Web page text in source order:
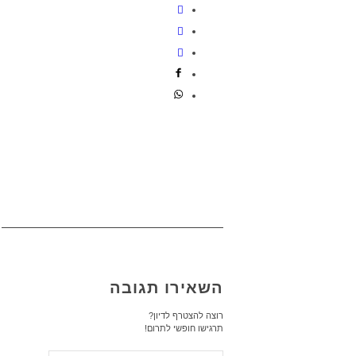
השאירו תגובה
רוצה להצטרף לדיון?
תרגישו חופשי לתרום!